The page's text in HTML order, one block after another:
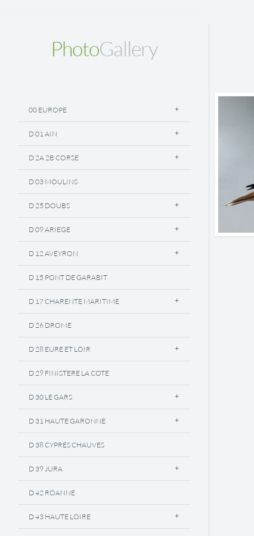
PhotoGallery
00 EUROPE
D 01 AIN
D 2A 2B CORSE
D 03 MOULINS
D 25 DOUBS
D 09 ARIEGE
D 12 AVEYRON
D 15 PONT DE GARABIT
D 17 CHARENTE MARITIME
D 26 DROME
D 28 EURE ET LOIR
D 29 FINISTERE LA COTE
D 30 LE GARS
D 31 HAUTE GARONNE
D 38 CYPRÉS CHAUVES
D 39 JURA
D 42 ROANNE
D 43 HAUTE LOIRE